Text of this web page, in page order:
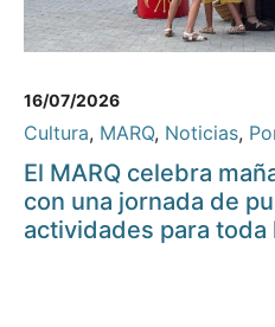
16/07/2026
Cultura, MARQ, Noticias,
El MARQ celebra
con una jornada de
actividades para toda